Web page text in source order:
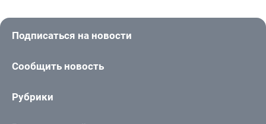
Подписаться на новости
Сообщить новость
Рубрики